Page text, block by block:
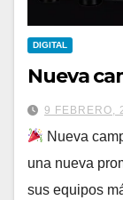
DIGITAL
Nueva
9 FEBRERO,
Nueva
una nueva
sus equipos